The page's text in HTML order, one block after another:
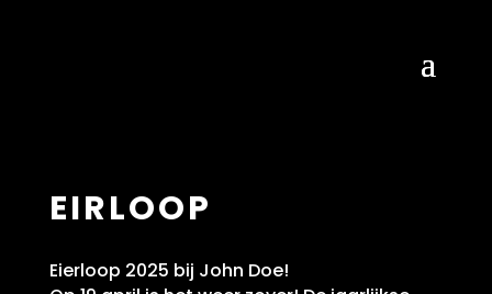
EIRLOOP
Eierloop 2025 bij John Doe!